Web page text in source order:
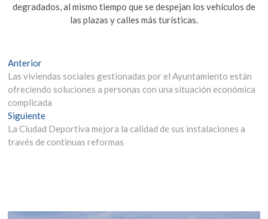
degradados, al mismo tiempo que se despejan los vehículos de
las plazas y calles más turísticas.
Navegación
de
entradas
AnteriorEntrada
anterior:
Las viviendas sociales gestionadas por el Ayuntamiento están
ofreciendo soluciones a personas con una situación económica
complicada
SiguienteEntrada
siguiente:
La Ciudad Deportiva mejora la calidad de sus instalaciones a
través de continuas reformas